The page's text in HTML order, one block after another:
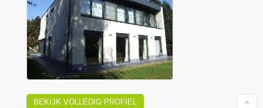
BEKIJK VOLLEDIG PROFIEL